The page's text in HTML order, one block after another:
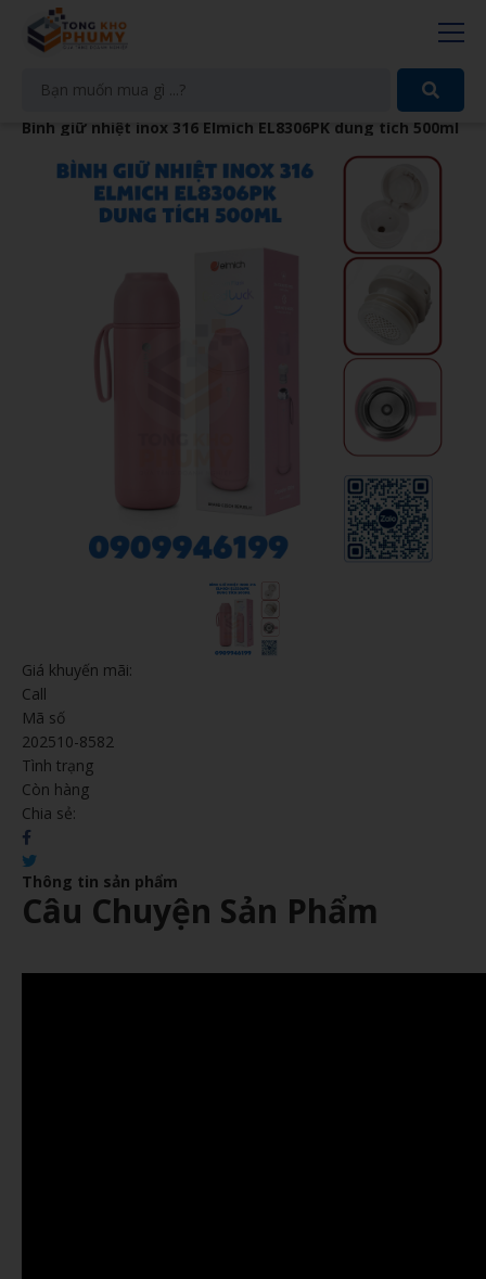
Bình giữ nhiệt inox 316 Elmich EL8306PK dung tích 500ml
Giá khuyến mãi:
Call
Mã số
202510-8582
Tình trạng
Còn hàng
Chia sẻ:
Thông tin sản phẩm
Câu Chuyện Sản Phẩm